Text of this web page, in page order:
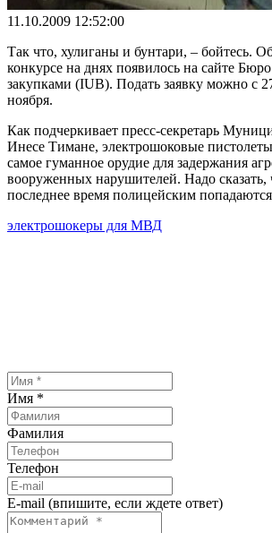
11.10.2009 12:52:00
Так что, хулиганы и бунтари, – бойтесь.
конкурсе на днях появилось на сайте
закупками (IUB). Подать заявку можно с
ноября.
Как подчеркивает пресс-секретарь
Инесе Тимане, электрошоковые
самое гуманное орудие для задержания
вооруженных нарушителей. Надо сказать,
последнее время полицейским
электрошокеры для МВД
Имя *
Фамилия
Телефон
E-mail (впишите, если ждете ответ)